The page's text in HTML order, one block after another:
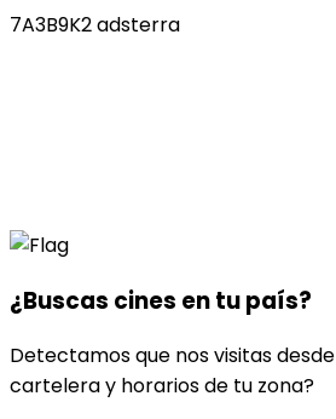
7A3B9K2 adsterra
¿Buscas cines entu país?
Detectamos que nos visitas desde
cartelera y horarios de tu zona?